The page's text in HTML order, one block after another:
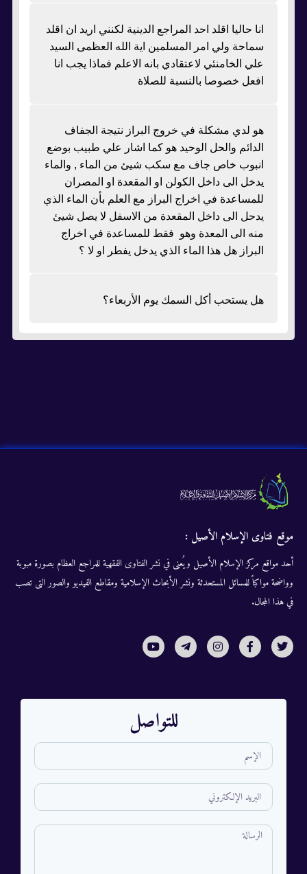
انا حاليا اقلد احد المراجع الدينية لكنني اريد ان اقلد
سماحة ولي امر المسلمين اية الله العظمى السيد
علي الخامنئي لاعتقادي بانه الاعلم فماذا يجب انا
افعل خصوصا بالنسبة للصلاة
هو لدي مشكلة في خروج البراز نتيجة الجفاف
الدائم والحل الوحيد هو كما اشار علي طبيب بوضع
انبوب خاص جاف مع سكب شيئ من الماء , والماء
يدخل الى داخل الكولن او المقعدة او المصران
للمساعدة في اخراج البراز مع العلم بأن الماء الذي
يدحل الى داخل المقعدة من الاسفل لا يصل شيئ
منه الى المعدة وهو فقط للمساعدة في اخراج
البراز هل هذا الماء الذي يدخل يفطر او لا ؟
هل يستحب أكل السمك يوم الأربعاء؟
موقع فتاوى الإسلام الأصيل :
أحد مواقع مركز الإسلام الأصيل ويُعنى في نشر الفتاوى الفقهية للمراجع العظام بصورة مبوبة
وواضحة مواكباً للمسائل المستحدثة ونشر الأبحاث الإسلامية ومقاطع الفيديو والصور التى تصب
في هذا المجال.
للتواصل